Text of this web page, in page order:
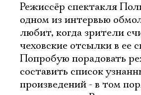
Режиссёр спектакля
одном из интервью
любит, когда зрители
чеховские отсылки в ее
Попробую порадовать
составить список
произведений - в том